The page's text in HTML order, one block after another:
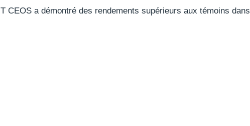
CEOS a démontré des rendements supérieurs aux témoins dans